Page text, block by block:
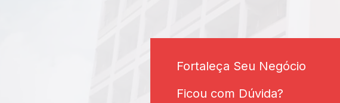
Fortaleça Seu Negócio
Ficou com Dúvida?